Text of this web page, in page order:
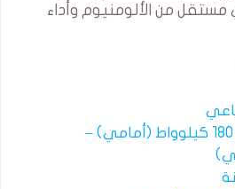
من الألومنيوم وأداء
محركين كهربائيين: 180 كيلوواط (أمامي) –